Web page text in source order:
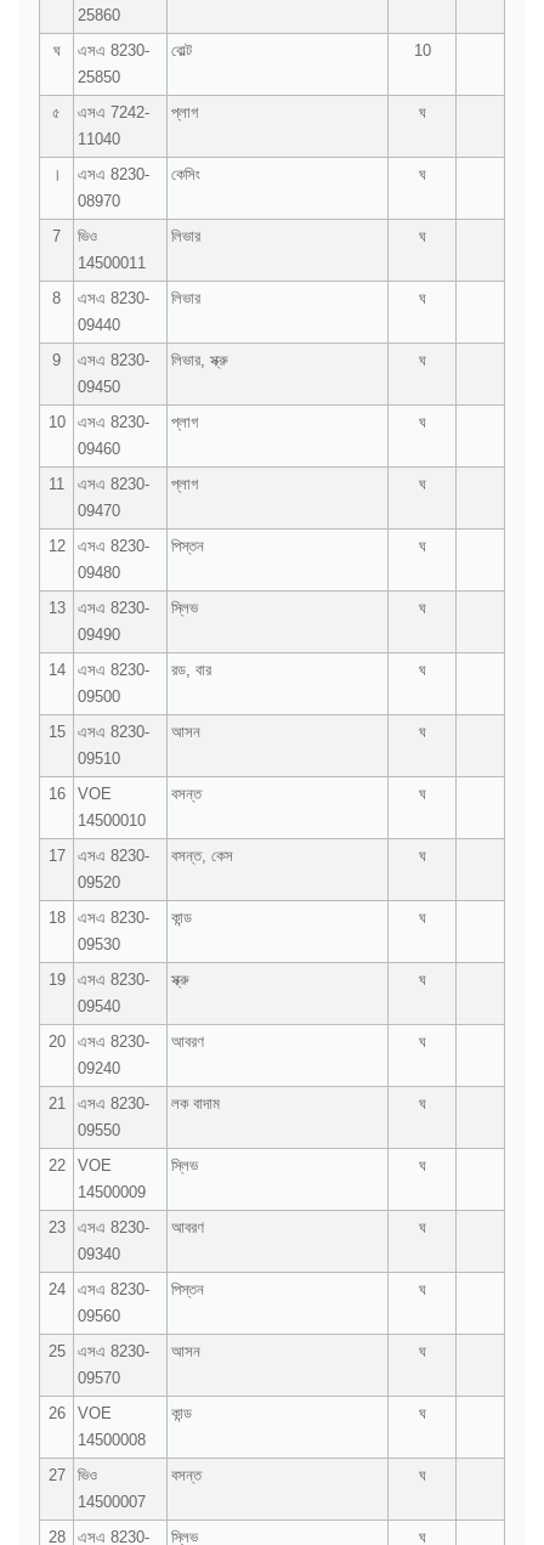
25860
ঘ
এসএ 8230-
25850
বোল্ট 10
৫
এসএ 7242-
11040
প্লাগ ঘ
।
এসএ 8230-
08970
কেসিং ঘ
7
ভিও
14500011
লিভার ঘ
8
এসএ 8230-
09440
লিভার ঘ
9
এসএ 8230-
09450
লিভার, স্ক্রু ঘ
10
এসএ 8230-
09460
প্লাগ ঘ
11
এসএ 8230-
09470
প্লাগ ঘ
12
এসএ 8230-
09480
পিস্তন ঘ
13
এসএ 8230-
09490
স্লিভ ঘ
14
এসএ 8230-
09500
রড, বার ঘ
15
এসএ 8230-
09510
আসন ঘ
16
VOE
14500010
বসন্ত ঘ
17
এসএ 8230-
09520
বসন্ত, কেস ঘ
18
এসএ 8230-
09530
কান্ড ঘ
19
এসএ 8230-
09540
স্ক্রু ঘ
20
এসএ 8230-
09240
আবরণ ঘ
21
এসএ 8230-
09550
লক বাদাম ঘ
22
VOE
14500009
স্লিভ ঘ
23
এসএ 8230-
09340
আবরণ ঘ
24
এসএ 8230-
09560
পিস্তন ঘ
25
এসএ 8230-
09570
আসন ঘ
26
VOE
14500008
কান্ড ঘ
27
ভিও
14500007
বসন্ত ঘ
28 এসএ 8230- স্লিভ ঘ